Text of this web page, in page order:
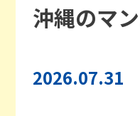
沖縄のマ
2026.07.31